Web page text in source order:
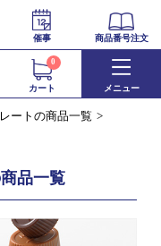
催事 商品番号注文
カート
0
メニュー
ートの商品一覧
品一覧